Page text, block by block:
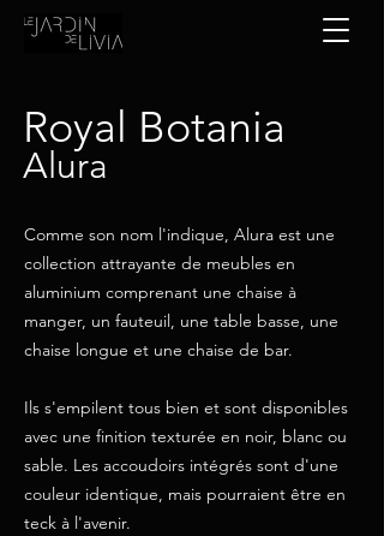
Royal Botania
Alura
Comme son nom l'indique, Alura est une
collection attrayante de meubles en
aluminium comprenant une chaise à
manger, un fauteuil, une table basse, une
chaise longue et une chaise de bar.
Ils s'empilent tous bien et sont disponibles
avec une finition texturée en noir, blanc ou
sable. Les accoudoirs intégrés sont d'une
couleur identique, mais pourraient être en
teck à l'avenir.